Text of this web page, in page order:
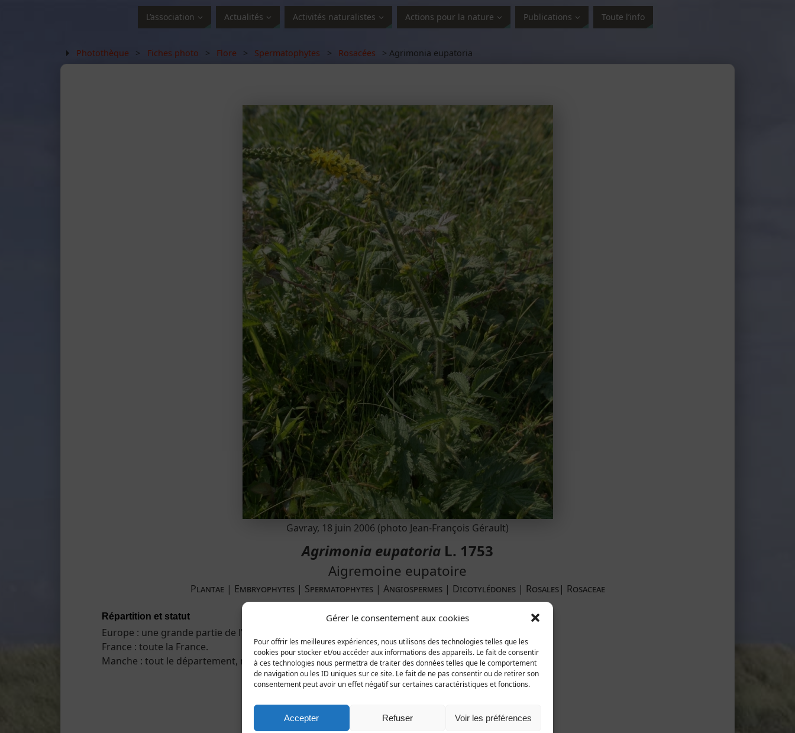
Gérer le consentement aux cookies
Pour offrir les meilleures expériences, nous utilisons des technologies telles que les
cookies pour stocker et/ou accéder aux informations des appareils. Le fait de consentir
à ces technologies nous permettra de traiter des données telles que le comportement
de navigation ou les ID uniques sur ce site. Le fait de ne pas consentir ou de retirer son
consentement peut avoir un effet négatif sur certaines caractéristiques et fonctions.
Accepter Refuser Voir les préférences
L’association Actualités Activités naturalistes Actions pour la nature Publications Toute l’info
Photothèque > Fiches photo > Flore > Spermatophytes > Rosacées > Agrimonia eupatoria
Gavray, 18 juin 2006 (photo Jean-François Gérault)
Agrimonia eupatoria L. 1753
Aigremoine eupatoire
Plantae ­| Embryophytes | Spermatophytes | Angiospermes | Dicotylédones | Rosales| Rosaceae
Répartition et statut
Europe : une grande partie de l'Europe.
France : toute la France.
Manche : tout le département, mais plus fréquent dans les communes du littoral.